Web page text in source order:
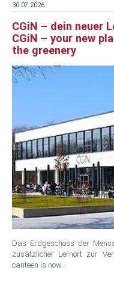
30.07.2026
CGiN – dein neuer
CGiN – your new
the greenery
Das Erdgeschoss der
zusätzlicher Lernort zur
canteen is now…